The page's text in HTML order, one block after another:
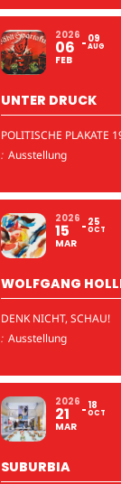
2026
06
FEB
09
AUG
UNTER DRUCK
POLITISCHE PLAKATE
: Ausstellung
2026
15
MAR
25
OCT
WOLFGANG
DENK NICHT, SCHAU!
: Ausstellung
2026
21
MAR
18
OCT
SUBURBIA